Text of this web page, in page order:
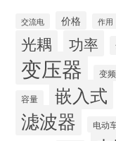
交流电 价格 作用
光耦 功率
变压器 变
容量 嵌入式
滤波器 电动